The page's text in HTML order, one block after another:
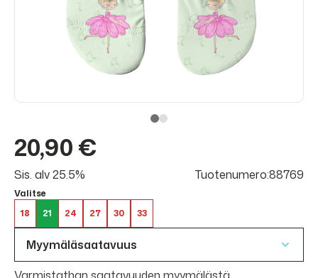
20,90 €
Sis. alv 25.5% Tuotenumero:88769
Valitse
18
21 24 27 30 33
Myymäläsaatavuus